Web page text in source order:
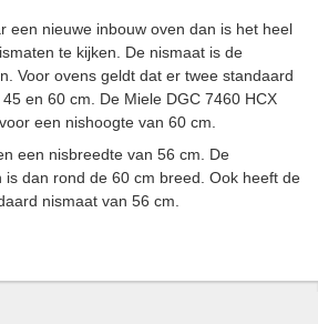
een nieuwe inbouw oven dan is het heel
te kijken. De nismaat is de
Voor ovens geldt dat er twee standaard
en 60 cm. De Miele DGC 7460 HCX
een nishoogte van 60 cm.
een nisbreedte van 56 cm. De
is dan rond de 60 cm breed. Ook heeft de
nismaat van 56 cm.